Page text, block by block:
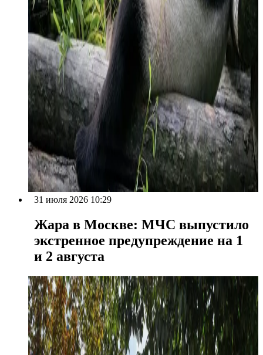
31 июля 2026 10:29
Жара в Москве: МЧС выпустило
экстренное предупреждение на 1
и 2 августа